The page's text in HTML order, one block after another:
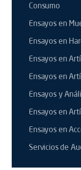
Consumo
Ensayos en
Ensayos en
Ensayos en
Ensayos en
Ensayos y
Ensayos en
Ensayos en
Servicios de